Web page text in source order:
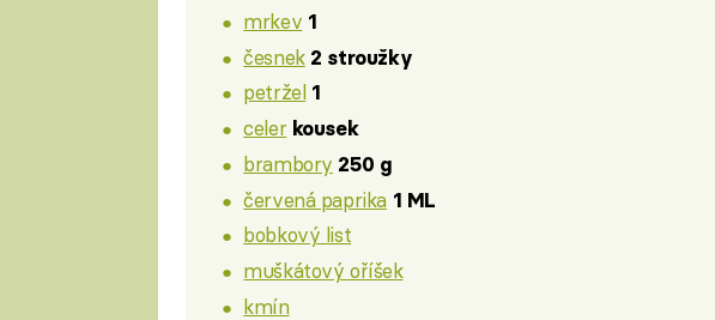
mrkev 1
česnek 2 stroužky
petržel 1
celer kousek
brambory 250 g
červená paprika 1 ML
bobkový list
muškátový oříšek
kmín